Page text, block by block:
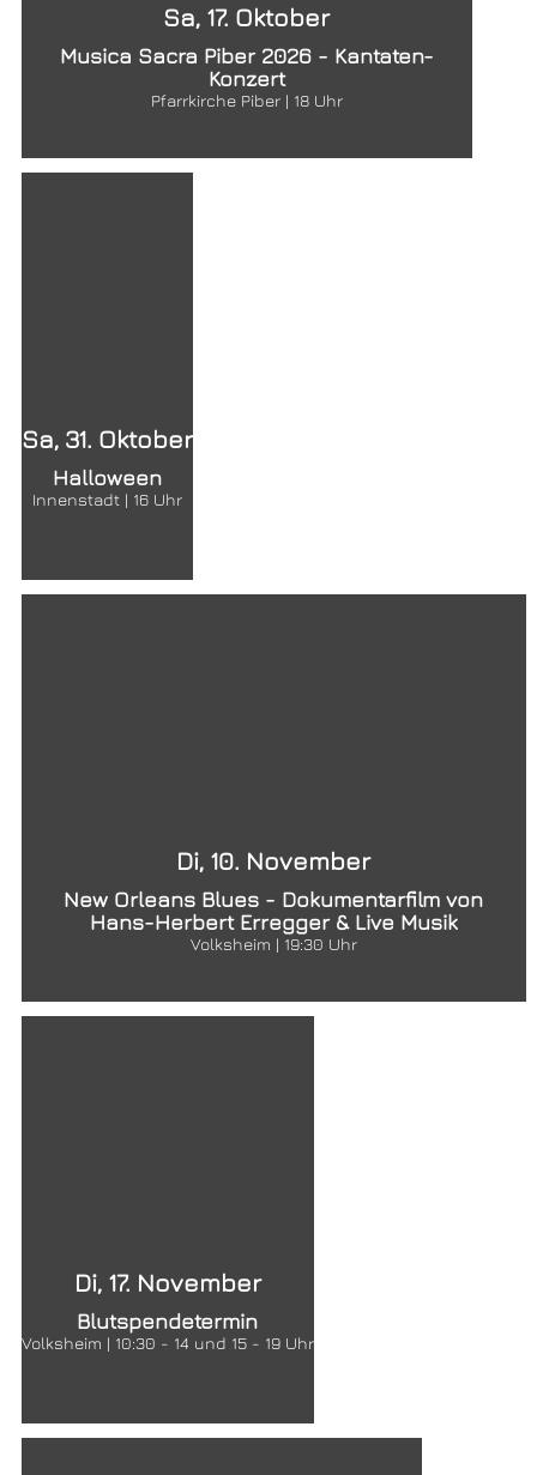
Sa, 17. Oktober
Musica Sacra Piber 2026 - Kantaten-
Konzert
Pfarrkirche Piber | 18 Uhr
Sa, 31. Oktober
Halloween
Innenstadt | 16 Uhr
Di, 10. November
New Orleans Blues - Dokumentarfilm von
Hans-Herbert Erregger & Live Musik
Volksheim | 19:30 Uhr
Di, 17. November
Blutspendetermin
Volksheim | 10:30 - 14 und 15 - 19 Uhr